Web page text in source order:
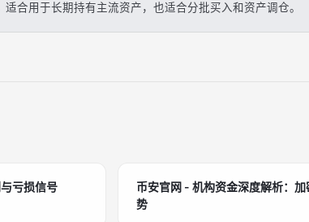
合用于长期持有主流资产，也适合分批买入和资产调仓。
亏损信号
币安官网 - 机构资金深度解析：
势